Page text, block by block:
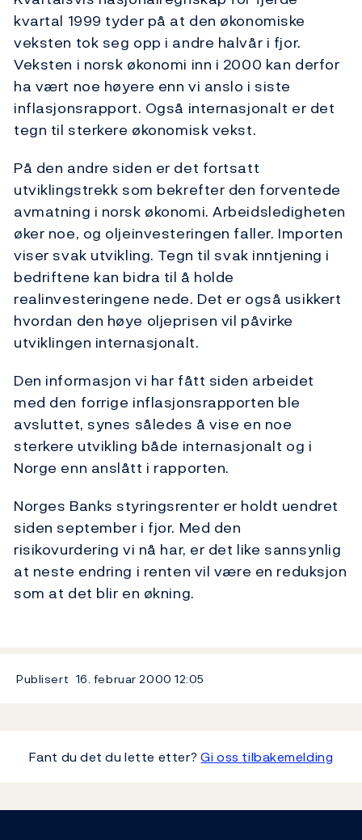
kvartal 1999 tyder på at den økonomiske
veksten tok seg opp i andre halvår i fjor.
Veksten i norsk økonomi inn i 2000 kan derfor
ha vært noe høyere enn vi anslo i siste
inflasjonsrapport. Også internasjonalt er det
tegn til sterkere økonomisk vekst.
På den andre siden er det fortsatt
utviklingstrekk som bekrefter den forventede
avmatning i norsk økonomi. Arbeidsledigheten
øker noe, og oljeinvesteringen faller. Importen
viser svak utvikling. Tegn til svak inntjening i
bedriftene kan bidra til å holde
realinvesteringene nede. Det er også usikkert
hvordan den høye oljeprisen vil påvirke
utviklingen internasjonalt.
Den informasjon vi har fått siden arbeidet
med den forrige inflasjonsrapporten ble
avsluttet, synes således å vise en noe
sterkere utvikling både internasjonalt og i
Norge enn anslått i rapporten.
Norges Banks styringsrenter er holdt uendret
siden september i fjor. Med den
risikovurdering vi nå har, er det like sannsynlig
at neste endring i renten vil være en reduksjon
som at det blir en økning.
Publisert 16. februar 200012:05
Fant du det du lette etter?Gi oss tilbakemelding